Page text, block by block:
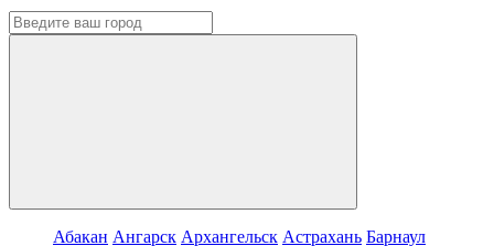
Абакан Ангарск Архангельск Астрахань Барнаул